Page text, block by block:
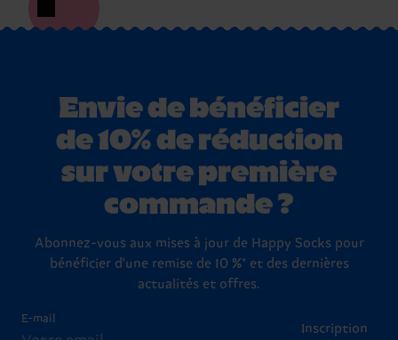
Envie de bénéficier
de 10% de réduction
sur votre première
commande ?
Abonnez-vous aux mises à jour de Happy Socks pour
bénéficier d'une remise de 10 %* et des dernières
actualités et offres.
E-mail
Inscription